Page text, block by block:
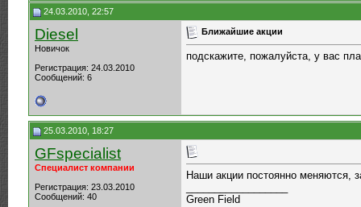
24.03.2010, 22:57
Diesel
Новичок
Регистрация: 24.03.2010
Сообщений: 6
Ближайшие акции
подскажите, пожалуйста, у вас
25.03.2010, 18:27
GFspecialist
Специалист компании
Регистрация: 23.03.2010
Сообщений: 40
Наши акции постоянно меняются,
Green Field